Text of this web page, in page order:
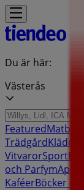
Du är här:
Västerås
Featured
TrädgårdKläder,
VitvarorSport
och Parfym
KaféerBöcker